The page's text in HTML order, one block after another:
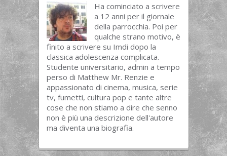
Ha cominciato a scrivere
a 12 anni per il giornale
della parrocchia. Poi per
qualche strano motivo, è
finito a scrivere su Imdi dopo la
classica adolescenza complicata.
Studente universitario, admin a tempo
perso di Matthew Mr. Renzie e
appassionato di cinema, musica, serie
tv, fumetti, cultura pop e tante altre
cose che non stiamo a dire che senno
non è più una descrizione dell'autore
ma diventa una biografia.